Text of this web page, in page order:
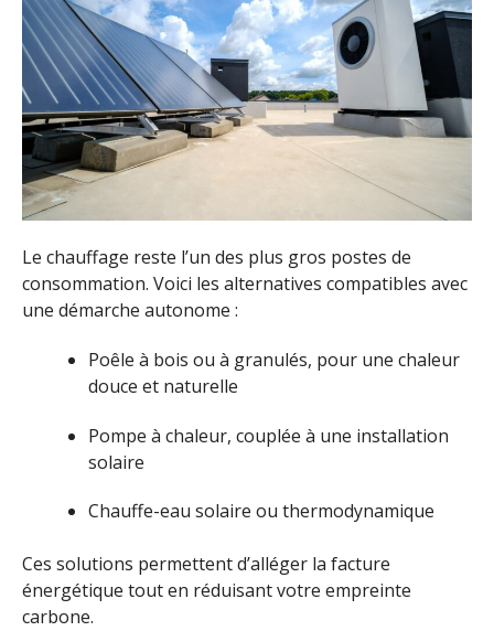
Le chauffage reste l’un des plus gros postes de
consommation. Voici les alternatives compatibles avec
une démarche autonome :
Poêle à bois ou à granulés, pour une chaleur
douce et naturelle
Pompe à chaleur, couplée à une installation
solaire
Chauffe-eau solaire ou thermodynamique
Ces solutions permettent d’alléger la facture
énergétique tout en réduisant votre empreinte
carbone.